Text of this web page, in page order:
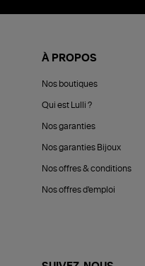
À PROPOS
Nos boutiques
Qui est Lulli ?
Nos garanties
Nos garanties Bijoux
Nos offres & conditions
Nos offres d'emploi